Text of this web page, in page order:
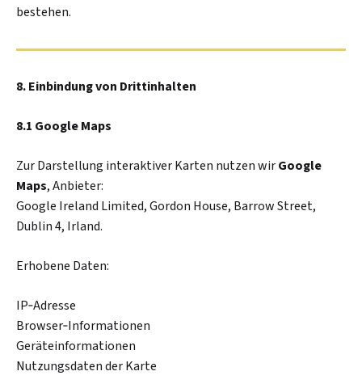
bestehen.
8. Einbindung von Drittinhalten
8.1 Google Maps
Zur Darstellung interaktiver Karten nutzen wirGoogle
Maps, Anbieter:
Google Ireland Limited, Gordon House, Barrow Street,
Dublin 4, Irland.
Erhobene Daten:
IP‑Adresse
Browser‑Informationen
Geräteinformationen
Nutzungsdaten der Karte